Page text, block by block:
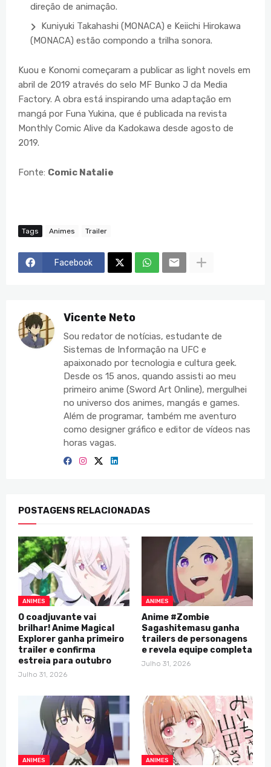
direção de animação.
Kuniyuki Takahashi (MONACA) e Keiichi Hirokawa
(MONACA) estão compondo a trilha sonora.
Kuou e Konomi começaram a publicar as light novels em
abril de 2019 através do selo MF Bunko J da Media
Factory. A obra está inspirando uma adaptação em
mangá por Funa Yukina, que é publicada na revista
Monthly Comic Alive da Kadokawa desde agosto de
2019.
Fonte: Comic Natalie
Tags Animes Trailer
Facebook
Vicente Neto
Sou redator de notícias, estudante de
Sistemas de Informação na UFC e
apaixonado por tecnologia e cultura geek.
Desde os 15 anos, quando assisti ao meu
primeiro anime (Sword Art Online), mergulhei
no universo dos animes, mangás e games.
Além de programar, também me aventuro
como designer gráfico e editor de vídeos nas
horas vagas.
POSTAGENS RELACIONADAS
ANIMES
O coadjuvante vai
brilhar! Anime Magical
Explorer ganha primeiro
trailer e confirma
estreia para outubro
Julho 31, 2026
ANIMES
Anime #Zombie
Sagashitemasu ganha
trailers de personagens
e revela equipe completa
Julho 31, 2026
ANIMES ANIMES